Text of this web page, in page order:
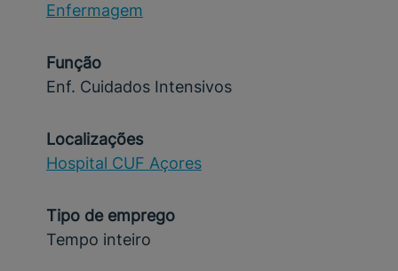
Enfermagem
Função
Enf. Cuidados Intensivos
Localizações
Hospital CUF Açores
Tipo de emprego
Tempo inteiro